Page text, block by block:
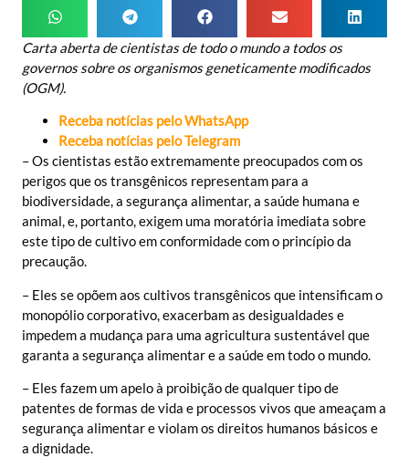
Carta aberta de cientistas de todo o mundo a todos os
governos sobre os organismos geneticamente modificados
(OGM).
Receba notícias pelo WhatsApp
Receba notícias pelo Telegram
– Os cientistas estão extremamente preocupados com os
perigos que os transgênicos representam para a
biodiversidade, a segurança alimentar, a saúde humana e
animal, e, portanto, exigem uma moratória imediata sobre
este tipo de cultivo em conformidade com o princípio da
precaução.
– Eles se opõem aos cultivos transgênicos que intensificam o
monopólio corporativo, exacerbam as desigualdades e
impedem a mudança para uma agricultura sustentável que
garanta a segurança alimentar e a saúde em todo o mundo.
– Eles fazem um apelo à proibição de qualquer tipo de
patentes de formas de vida e processos vivos que ameaçam a
segurança alimentar e violam os direitos humanos básicos e
a dignidade.